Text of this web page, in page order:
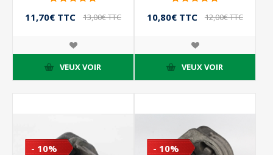
11,70€ TTC 13,00€ TTC
VEUX VOIR
10,80€ TTC 12,00€ TTC
VEUX VOIR
- 10% - 10%